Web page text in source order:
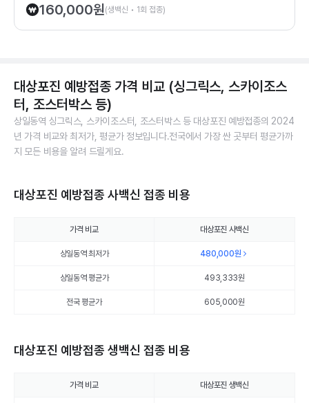
160,000원(생백신 • 1회 접종)
대상포진 예방접종 가격 비교 (싱그릭스, 스카이조스
터, 조스터박스 등)
상일동역 싱그릭스, 스카이조스터, 조스터박스 등 대상포진 예방접종의 2024
년 가격 비교와 최저가, 평균가 정보입니다.전국에서 가장 싼 곳부터 평균가까
지 모든 비용을 알려 드릴게요.
대상포진 예방접종 사백신 접종 비용
가격 비교 대상포진 사백신
상일동역 최저가 480,000원
상일동역 평균가 493,333원
전국 평균가 605,000원
대상포진 예방접종 생백신 접종 비용
가격 비교 대상포진 생백신